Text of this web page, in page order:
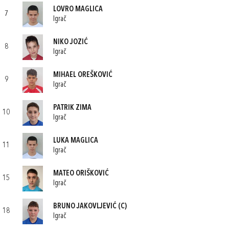
7
LOVRO MAGLICA
Igrač
8
NIKO JOZIĆ
Igrač
9
MIHAEL OREŠKOVIĆ
Igrač
10
PATRIK ZIMA
Igrač
11
LUKA MAGLICA
Igrač
15
MATEO ORIŠKOVIĆ
Igrač
18
BRUNO JAKOVLJEVIĆ (C)
Igrač